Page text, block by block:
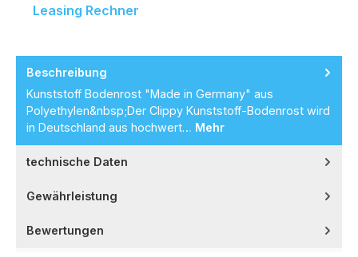
Leasing Rechner
Beschreibung
Kunststoff Bodenrost "Made in Germany" aus
Polyethylen&nbsp;Der Clippy Kunststoff-Bodenrost wird
in Deutschland aus hochwert… Mehr
technische Daten
Gewährleistung
Bewertungen